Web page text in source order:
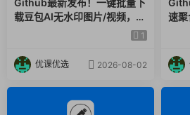
数字取证初学者或相关从业人员
能强大的工具进行初步的网络行
了密码的网站账号。
【你需要了解的几个点】
载豆包AI无水印图片/视频，简
单易用，自动解析提示词，do
1
优课优选 2026-08-02
速聚
电